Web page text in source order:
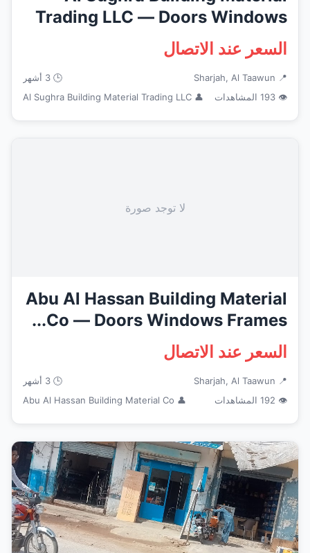
Trading LLC — Doors Windows
F...
السعر عند الاتصال
📍 Sharjah, Al Taawun
🕒 3 أشهر
👁 193 المشاهدات
👤 Al Sughra Building Material Trading LLC
لا توجد صورة
Abu Al Hassan Building Material
Co — Doors Windows Frames...
السعر عند الاتصال
📍 Sharjah, Al Taawun
🕒 3 أشهر
👁 192 المشاهدات
👤 Abu Al Hassan Building Material Co